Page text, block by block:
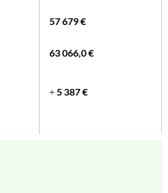
57 679 €
63 066,0 €
+5 387 €